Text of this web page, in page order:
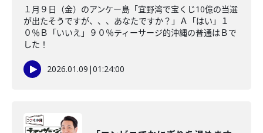
１月９日（金）のアンケー島「宜野湾で宝くじ10億の当選
が出たそうですが、、、あなたですか？」Ａ「はい」１
０％Ｂ「いいえ」９０％ティーサージ的沖縄の普通はＢで
した！
2026.01.09 |01:24:00